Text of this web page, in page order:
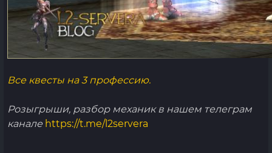
Все квесты на 3 профессию.
Розыгрыши, разбор механик в нашем телеграм
канале https://t.me/l2servera